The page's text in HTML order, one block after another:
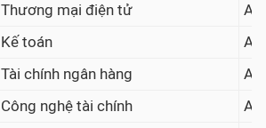
Thương mại điện tử
Kế toán
Tài chính ngân hàng
Công nghệ tài chính